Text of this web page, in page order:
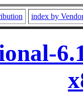
index by